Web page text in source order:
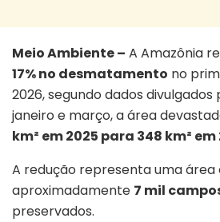
Meio Ambiente – A Amazônia
17% no desmatamento no
2026, segundo dados divulgados
janeiro e março, a área
km² em 2025 para 348 km² em
A redução representa uma área
aproximadamente 7 mil
preservados.